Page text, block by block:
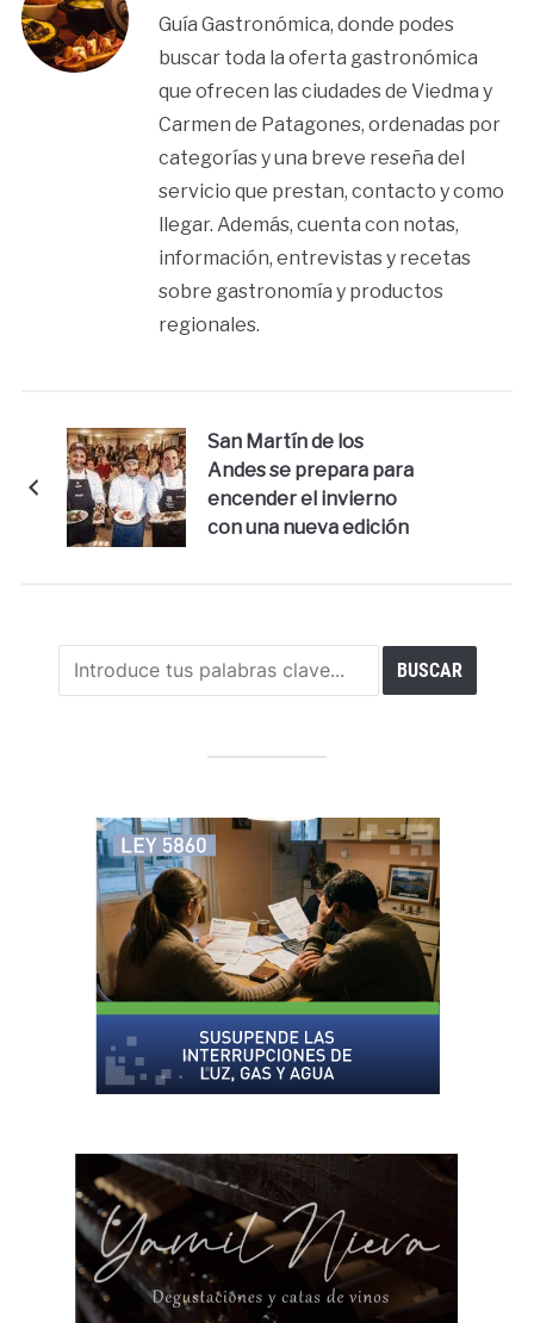
Guía Gastronómica, donde podes
buscar toda la oferta gastronómica
que ofrecen las ciudades de Viedma y
Carmen de Patagones, ordenadas por
categorías y una breve reseña del
servicio que prestan, contacto y como
llegar. Además, cuenta con notas,
información, entrevistas y recetas
sobre gastronomía y productos
regionales.
San Martín de los
Andes se prepara para
encender el invierno
con una nueva edición